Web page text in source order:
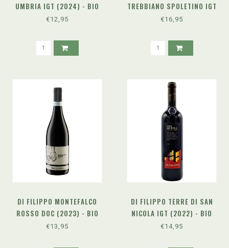
UMBRIA IGT (2024) - BIO
€12,95
TREBBIANO SPOLETINO IGT
(2024) - BIO
€16,95
DI FILIPPO MONTEFALCO
ROSSO DOC (2023) - BIO
€13,95
DI FILIPPO TERRE DI SAN
NICOLA IGT (2022) - BIO
€14,95